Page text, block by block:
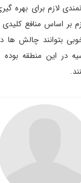
لازم برای بهره
بر اساس منافع
بتوانند چالش ها
در این منطقه
و کارشناس ارشد